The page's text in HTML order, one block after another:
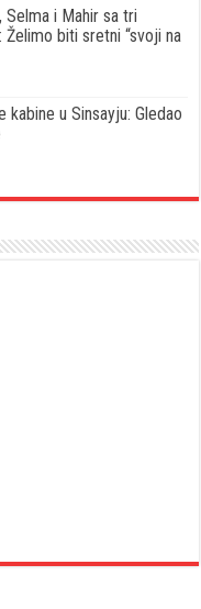
i Mahir sa tri
biti sretni “svoji na
kabine u Sinsayju: Gledao